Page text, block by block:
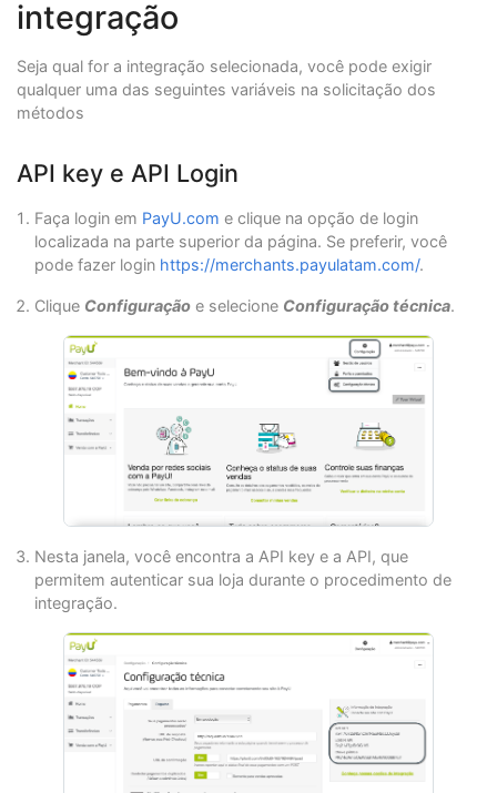
integração
Seja qual for a integração selecionada, você pode exigir
qualquer uma das seguintes variáveis na solicitação dos
métodos
API key e API Login
Faça login em PayU.com e clique na opção de login
localizada na parte superior da página. Se preferir, você
pode fazer login https://merchants.payulatam.com/.
Clique Configuração e selecione Configuração técnica.
Nesta janela, você encontra a API key e a API, que
permitem autenticar sua loja durante o procedimento de
integração.